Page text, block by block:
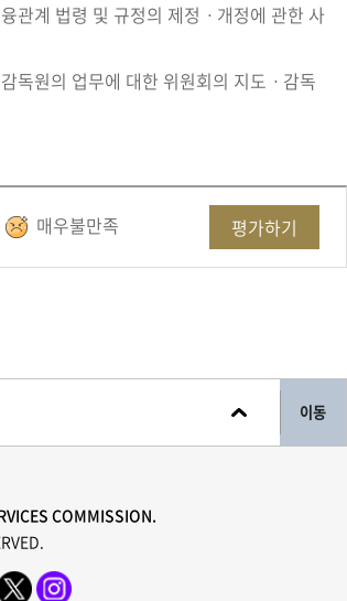
관계 법령 및 규정의 제정ㆍ개정에 관한 사
독원의 업무에 대한 위원회의 지도ㆍ감독
매우불만족 평가하기
이동
COMMISSION.